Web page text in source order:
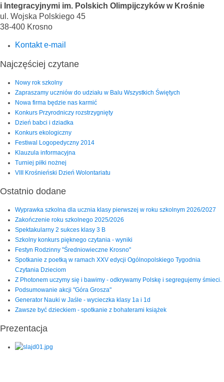
i Integracyjnymi im. Polskich Olimpijczyków w Krośnie
ul. Wojska Polskiego 45
38-400 Krosno
Kontakt e-mail
Najczęściej czytane
Nowy rok szkolny
Zapraszamy uczniów do udziału w Balu Wszystkich Świętych
Nowa firma będzie nas karmić
Konkurs Przyrodniczy rozstrzygnięty
Dzień babci i dziadka
Konkurs ekologiczny
Festiwal Logopedyczny 2014
Klauzula informacyjna
Turniej piłki nożnej
VIII Krośnieński Dzień Wolontariatu
Ostatnio dodane
Wyprawka szkolna dla ucznia klasy pierwszej w roku szkolnym 2026/2027
Zakończenie roku szkolnego 2025/2026
Spektakularny 2 sukces klasy 3 B
Szkolny konkurs pięknego czytania - wyniki
Festyn Rodzinny "Średniowieczne Krosno"
Spotkanie z poetką w ramach XXV edycji Ogólnopolskiego Tygodnia
Czytania Dzieciom
Z Photonem uczymy się i bawimy - odkrywamy Polskę i segregujemy śmieci.
Podsumowanie akcji "Góra Grosza"
Generator Nauki w Jaśle - wycieczka klasy 1a i 1d
Zawsze być dzieckiem - spotkanie z bohaterami książek
Prezentacja